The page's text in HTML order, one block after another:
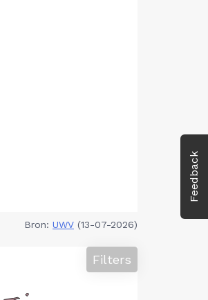
Feedback
Bron: UWV (13-07-2026)
Filters